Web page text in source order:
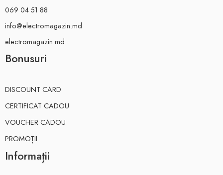
069 04 51 88
info@electromagazin.md
electromagazin.md
Bonusuri
DISCOUNT CARD
CERTIFICAT CADOU
VOUCHER CADOU
PROMOȚII
Informații